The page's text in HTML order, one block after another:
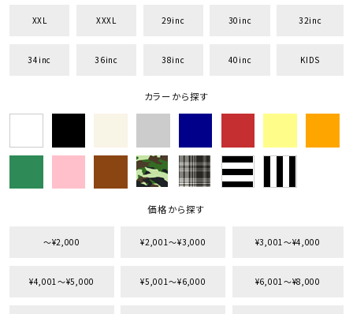
XXL XXXL 29inc 30inc 32inc
34inc 36inc 38inc 40inc KIDS
カラーから探す
価格から探す
〜¥2,000 ¥2,001〜¥3,000 ¥3,001〜¥4,000
¥4,001〜¥5,000 ¥5,001〜¥6,000 ¥6,001〜¥8,000